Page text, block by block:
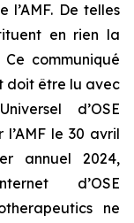
l’AMF. De telles
en rien la
communiqué
doit être lu avec
d’OSE
le 30 avril
annuel 2024,
d’OSE
ne